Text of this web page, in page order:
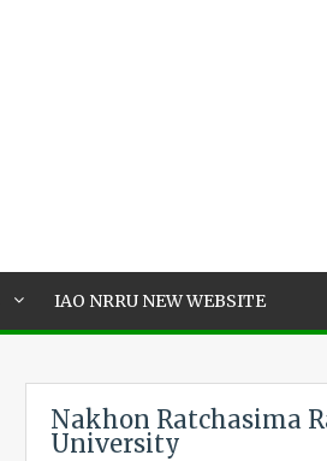
IAO NRRU NEW WEBSITE
Nakhon Ratchasima
University